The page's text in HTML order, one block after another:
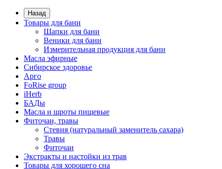
Назад
Товары для бани
Шапки для бани
Веники для бани
Измерительная продукция для бани
Масла эфирные
Сибирское здоровье
Арго
FoRise group
iHerb
БАДы
Масла и шроты пищевые
Фиточаи, травы
Стевия (натуральный заменитель сахара)
Травы
Фиточаи
Экстракты и настойки из трав
Товары для хорошего сна